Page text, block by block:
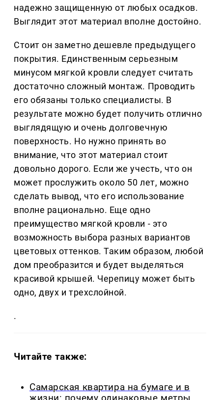
надежно защищенную от любых осадков.
Выглядит этот материал вполне достойно.
Стоит он заметно дешевле предыдущего
покрытия. Единственным серьезным
минусом мягкой кровли следует считать
достаточно сложный монтаж. Проводить
его обязаны только специалисты. В
результате можно будет получить отлично
выглядящую и очень долговечную
поверхность. Но нужно принять во
внимание, что этот материал стоит
довольно дорого. Если же учесть, что он
может прослужить около 50 лет, можно
сделать вывод, что его использование
вполне рационально. Еще одно
преимущество мягкой кровли - это
возможность выбора разных вариантов
цветовых оттенков. Таким образом, любой
дом преобразится и будет выделяться
красивой крышей. Черепицу может быть
одно, двух и трехслойной.
.
Читайте также:
Самарская квартира на бумаге и в